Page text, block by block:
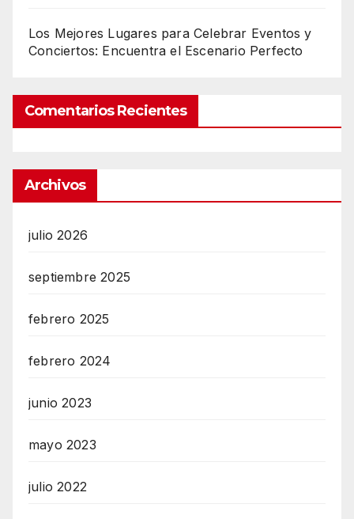
Los Mejores Lugares para Celebrar Eventos y
Conciertos: Encuentra el Escenario Perfecto
Comentarios Recientes
Archivos
julio 2026
septiembre 2025
febrero 2025
febrero 2024
junio 2023
mayo 2023
julio 2022